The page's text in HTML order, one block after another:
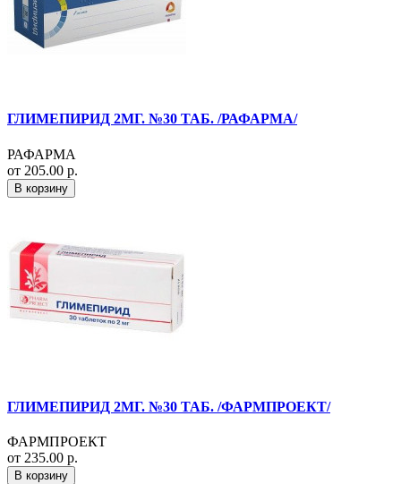
ГЛИМЕПИРИД 2МГ. №30 ТАБ. /РАФАРМА/
РАФАРМА
от 205.00 р.
В корзину
ГЛИМЕПИРИД 2МГ. №30 ТАБ. /ФАРМПРОЕКТ/
ФАРМПРОЕКТ
от 235.00 р.
В корзину